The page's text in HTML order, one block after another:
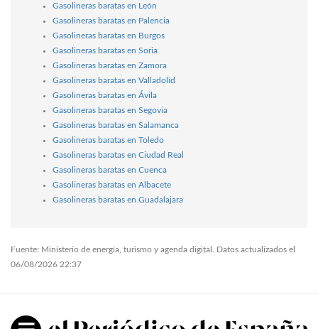
Gasolineras baratas en León
Gasolineras baratas en Palencia
Gasolineras baratas en Burgos
Gasolineras baratas en Soria
Gasolineras baratas en Zamora
Gasolineras baratas en Valladolid
Gasolineras baratas en Ávila
Gasolineras baratas en Segovia
Gasolineras baratas en Salamanca
Gasolineras baratas en Toledo
Gasolineras baratas en Ciudad Real
Gasolineras baratas en Cuenca
Gasolineras baratas en Albacete
Gasolineras baratas en Guadalajara
Fuente: Ministerio de energía, turismo y agenda digital. Datos actualizados el
06/08/2026 22:37